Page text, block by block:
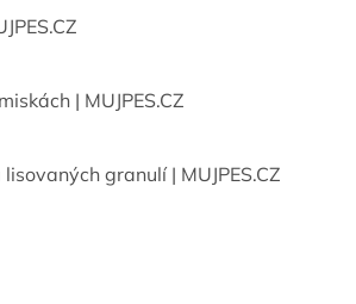
| MUJPES.CZ
granulí | MUJPES.CZ